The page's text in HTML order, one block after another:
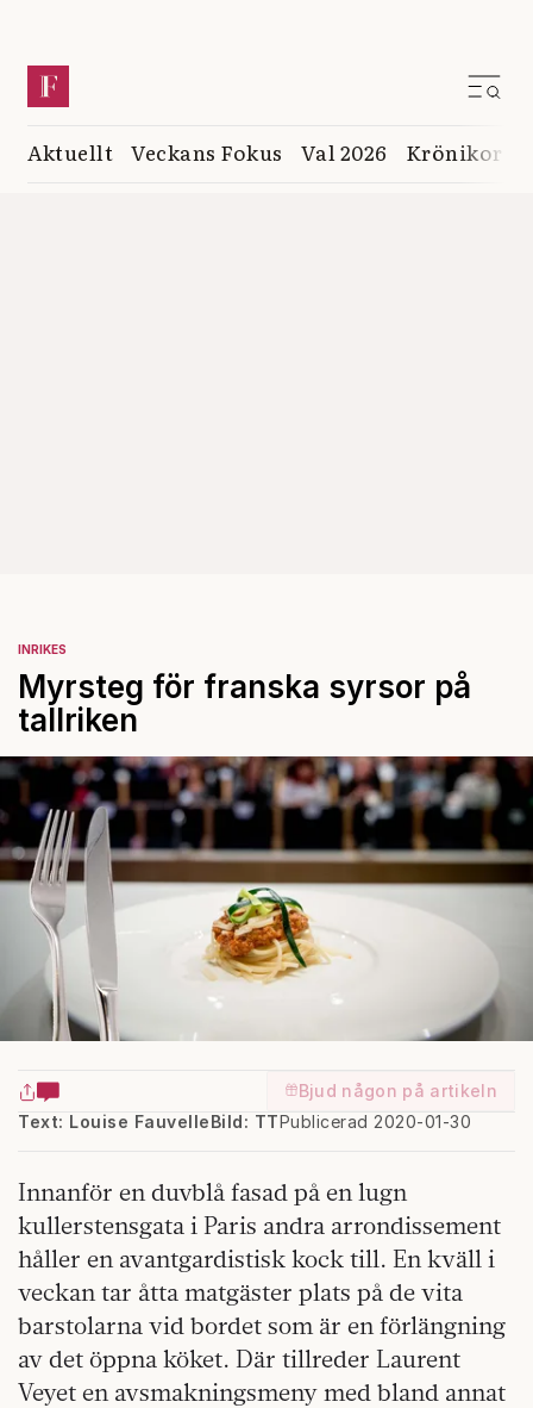
Aktuellt Veckans Fokus Val 2026 Krönikor
INRIKES
Myrsteg för franska syrsor på
tallriken
Bjud någon på artikeln
Text: Louise Fauvelle
Publicerad 2020-01-30
Bild: TT
Innanför en duvblå fasad på en lugn
kullerstensgata i Paris andra arrondissement
håller en avantgardistisk kock till. En kväll i
veckan tar åtta matgäster plats på de vita
barstolarna vid bordet som är en förlängning
av det öppna köket. Där tillreder Laurent
Veyet en avsmakningsmeny med bland annat